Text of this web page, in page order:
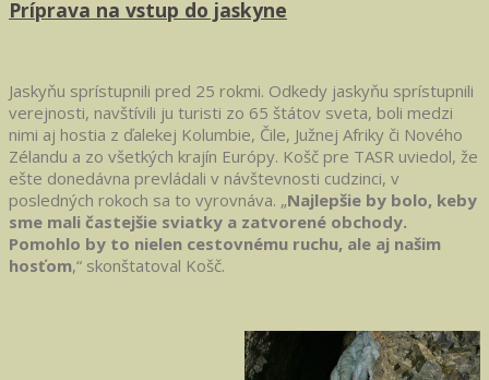
Príprava na vstup do jaskyne
Jaskyňu sprístupnili pred 25 rokmi. Odkedy jaskyňu sprístupnili
verejnosti, navštívili ju turisti zo 65 štátov sveta, boli medzi
nimi aj hostia z ďalekej Kolumbie, Čile, Južnej Afriky či Nového
Zélandu a zo všetkých krajín Európy. Košč pre TASR uviedol, že
ešte donedávna prevládali v návštevnosti cudzinci, v
posledných rokoch sa to vyrovnáva. „Najlepšie by bolo, keby
sme mali častejšie sviatky a zatvorené obchody.
Pomohlo by to nielen cestovnému ruchu, ale aj našim
hosťom,“ skonštatoval Košč.